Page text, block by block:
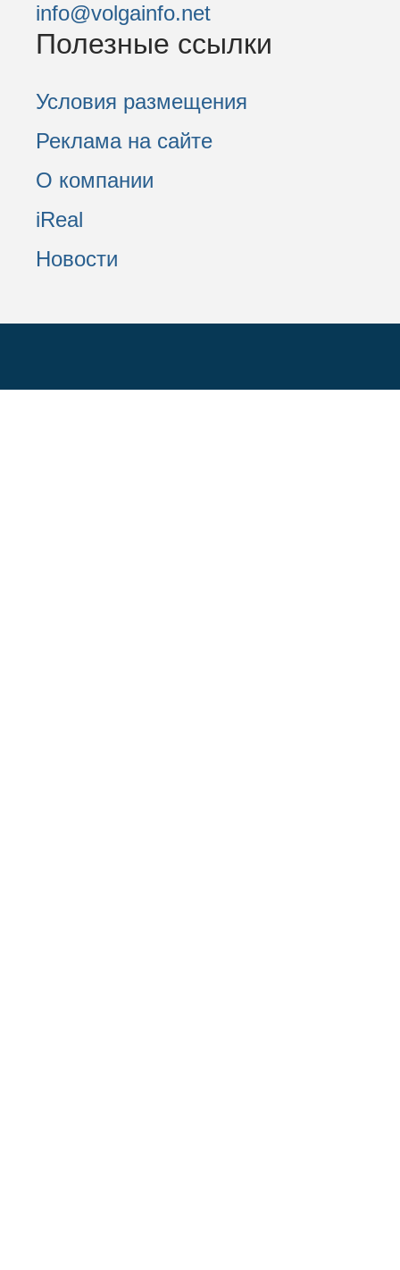
info@volgainfo.net
Полезные ссылки
Условия размещения
Реклама на сайте
О компании
iReal
Новости